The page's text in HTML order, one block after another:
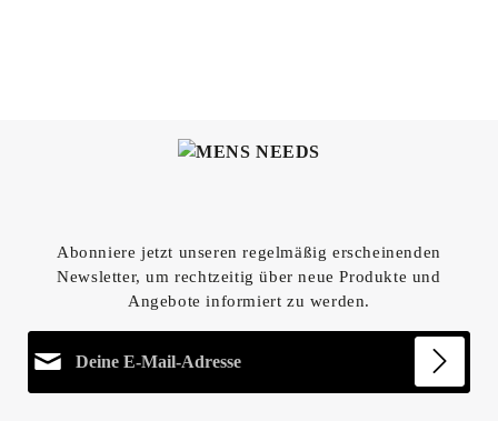
Abonniere jetzt unseren regelmäßig erscheinenden
Newsletter, um rechtzeitig über neue Produkte und
Angebote informiert zu werden.